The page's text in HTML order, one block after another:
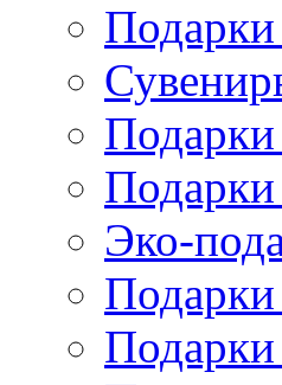
Эко-
Подарки